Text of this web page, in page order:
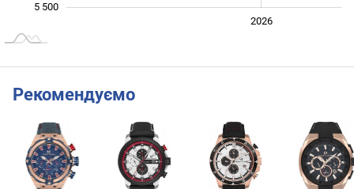
5 500
2026
Рекомендуємо